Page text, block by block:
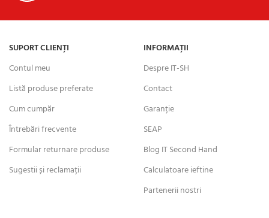
SUPORT CLIENȚI
Contul meu
Listă produse preferate
Cum cumpăr
Întrebări frecvente
Formular returnare produse
Sugestii și reclamații
INFORMAȚII
Despre IT-SH
Contact
Garanție
SEAP
Blog IT Second Hand
Calculatoare ieftine
Partenerii nostri